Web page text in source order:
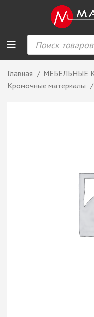
Главная
МЕБЕЛЬНЫЕ
Кромочные материалы